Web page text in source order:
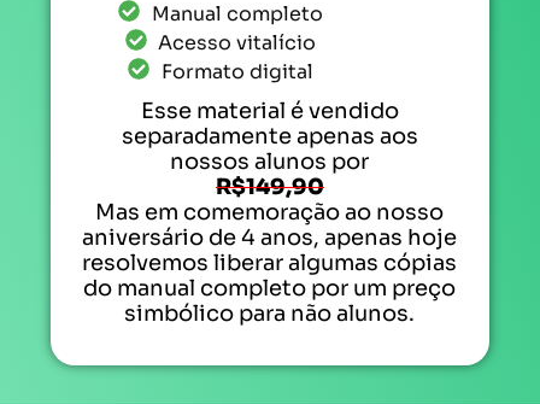
Manual completo
Acesso vitalício
Formato digital
Esse material é vendido
separadamente apenas aos
nossos alunos por
R$149,90
Mas em comemoração ao nosso
aniversário de 4 anos, apenas hoje
resolvemos liberar algumas cópias
do manual completo por um preço
simbólico para não alunos.